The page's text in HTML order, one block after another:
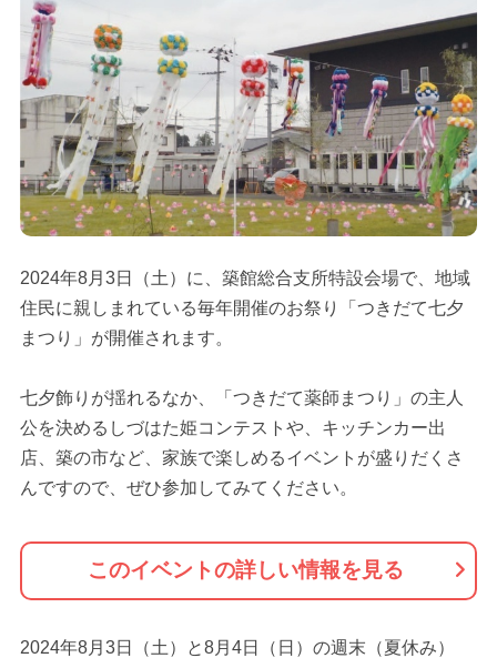
2024年8月3日（土）に、築館総合支所特設会場で、地域
住民に親しまれている毎年開催のお祭り「つきだて七夕
まつり」が開催されます。
七夕飾りが揺れるなか、「つきだて薬師まつり」の主人
公を決めるしづはた姫コンテストや、キッチンカー出
店、築の市など、家族で楽しめるイベントが盛りだくさ
んですので、ぜひ参加してみてください。
このイベントの詳しい情報を見る
2024年8月3日（土）と8月4日（日）の週末（夏休み）